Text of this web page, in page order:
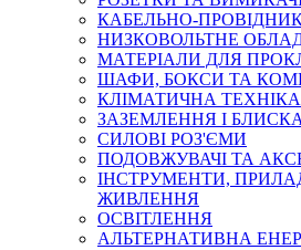
КАБЕЛЬНО-
НИЗКОВОЛЬТНЕ
МАТЕРІАЛИ ДЛЯ
ШАФИ, БОКСИ ТА
КЛІМАТИЧНА ТЕХНІКА
ЗАЗЕМЛЕННЯ І
СИЛОВІ РОЗ'ЄМИ
ПОДОВЖУВАЧІ ТА
ІНСТРУМЕНТИ,
ЖИВЛЕННЯ
ОСВІТЛЕННЯ
АЛЬТЕРНАТИВНА